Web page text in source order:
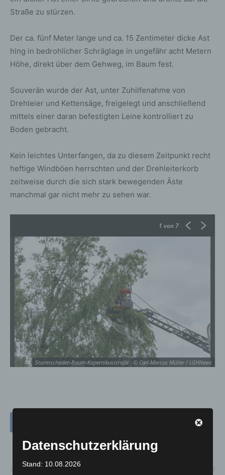
Straße zu stürzen.
Der ca. fünf Meter lange und ca. 15 Zentimeter dicke Ast
hing in bedrohlicher Schräglage in ungefähr acht Metern
Höhe, direkt über dem Gehweg, im Baum fest.
Souverän wurde der Ast, unter Zuhilfenahme von
Drehleier und Kettensäge, freigelegt und anschließend
mittels einer daran befestigten Leine kontrolliert zu
Boden gebracht.
Kein leichtes Unterfangen, da zu diesem Zeitpunkt recht
heftige Windböen herrschten und der Drehleiterkorb
zeitweise durch die sich stark bewegenden Äste
manchmal gar nicht mehr zu sehen war.
1 von 7
Sturmschaden-Baum-Kopernikusstraße - © Carl-Marcus Müller / LGHNews
Datenschutzerklärung
Stand: 10.08.2026